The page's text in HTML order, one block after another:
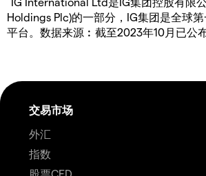
Holdings Plc)的一部分，IG集团是全球
平台。数据来源︰截至2023年10月已公
交易市场
外汇
指数